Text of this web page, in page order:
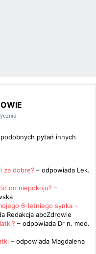
pytań innych
za dobre? – odpowiada Lek.
do niepokoju? –
6-letniego synka -
Redakcja abcZdrowie
– odpowiada Dr n. med.
– odpowiada Magdalena